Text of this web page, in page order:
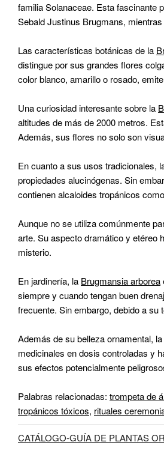
familia Solanaceae. Esta fascinante
Sebald Justinus Brugmans,
Las características botánicas de la
distingue por sus grandes flores
color blanco, amarillo o rosado,
Una curiosidad interesante sobre la
altitudes de más de 2000 metros.
Además, sus flores no solo son
En cuanto a sus usos tradicionales,
propiedades alucinógenas. Sin
contienen alcaloides tropánicos
Aunque no se utiliza comúnmente
arte. Su aspecto dramático y etéreo
misterio.
En jardinería, la Brugmansia arborea
siempre y cuando tengan buen
frecuente. Sin embargo, debido a
Además de su belleza ornamental, la
medicinales en dosis controladas y
sus efectos potencialmente
Palabras relacionadas: trompeta de
tropánicos tóxicos, rituales
CATÁLOGO-GUÍA DE PLANTAS